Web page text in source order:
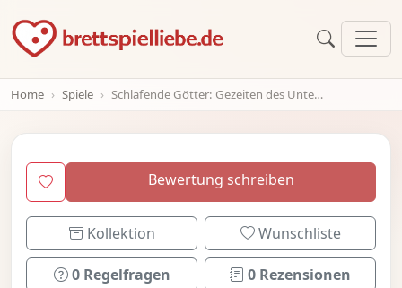
Home Spiele Schlafende Götter: Gezeiten des Untergangs
Bewertung schreiben
Kollektion Wunschliste
0 Regelfragen 0 Rezensionen